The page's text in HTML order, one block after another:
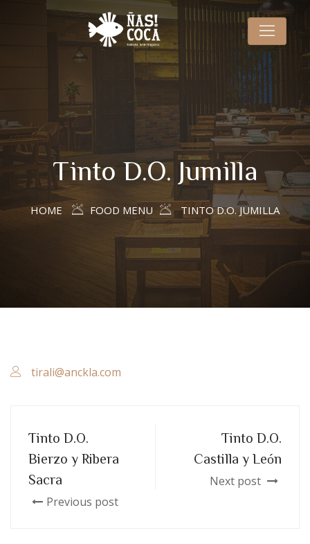
Tinto D.O. Jumilla
HOME FOOD MENU TINTO D.O. JUMILLA
tirali@anckla.com
Tinto D.O.
Bierzo y Ribera
Sacra
Previous post
Tinto D.O.
Castilla y León
Next post